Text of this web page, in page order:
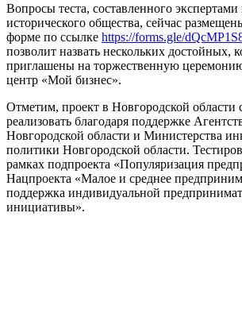
Вопросы теста, составленного экспертами
исторического общества, сейчас
форме по ссылке https://forms.gle/
позволит назвать нескольких достойных,
приглашены на торжественную
центр «Мой бизнес».
Отметим, проект в Новгородской
реализовать благодаря поддержке
Новгородской области и Министерства
политики Новгородской области.
рамках подпроекта «Популяризация
Нацпроекта «Малое и среднее
поддержка индивидуальной
инициативы».